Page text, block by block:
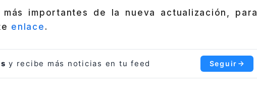
importantes de la nueva actualización, para
enlace .
y recibe más noticias en tu feed Seguir